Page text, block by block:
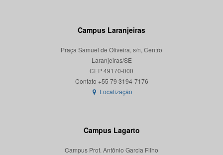
Campus Laranjeiras
Praça Samuel de Oliveira, s/n, Centro
Laranjeiras/SE
CEP 49170-000
Localização
Campus Lagarto
Campus Prof. Antônio Garcia Filho